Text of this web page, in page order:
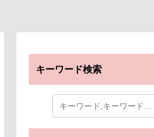
キーワード検索